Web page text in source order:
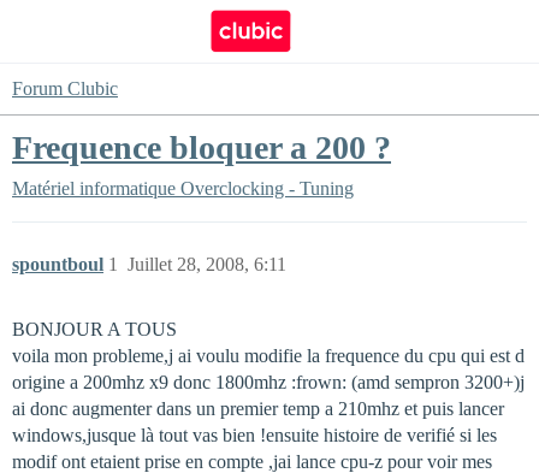
Forum Clubic
Frequence bloquer a 200 ?
Matériel informatique Overclocking - Tuning
spountboul Juillet 28, 2008, 6:11
1
BONJOUR A TOUS
voila mon probleme,j ai voulu modifie la frequence du cpu qui est d
origine a 200mhz x9 donc 1800mhz :frown: (amd sempron 3200+)j
ai donc augmenter dans un premier temp a 210mhz et puis lancer
windows,jusque là tout vas bien !ensuite histoire de verifié si les
modif ont etaient prise en compte ,jai lance cpu-z pour voir mes